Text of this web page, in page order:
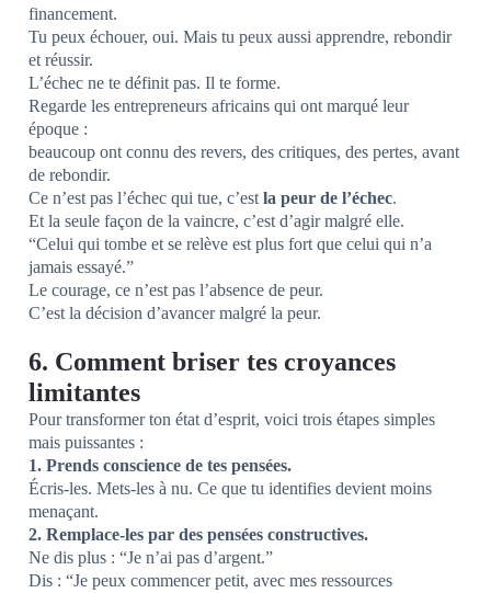
financement.
Tu peux échouer, oui. Mais tu peux aussi apprendre, rebondir
et réussir.
L’échec ne te définit pas. Il te forme.
Regarde les entrepreneurs africains qui ont marqué leur
époque :
beaucoup ont connu des revers, des critiques, des pertes, avant
de rebondir.
Ce n’est pas l’échec qui tue, c’est la peur de l’échec.
Et la seule façon de la vaincre, c’est d’agir malgré elle.
“Celui qui tombe et se relève est plus fort que celui qui n’a
jamais essayé.”
Le courage, ce n’est pas l’absence de peur.
C’est la décision d’avancer malgré la peur.
6. Comment briser tes croyances
limitantes
Pour transformer ton état d’esprit, voici trois étapes simples
mais puissantes :
1. Prends conscience de tes pensées.
Écris-les. Mets-les à nu. Ce que tu identifies devient moins
menaçant.
2. Remplace-les par des pensées constructives.
Ne dis plus : “Je n’ai pas d’argent.”
Dis : “Je peux commencer petit, avec mes ressources